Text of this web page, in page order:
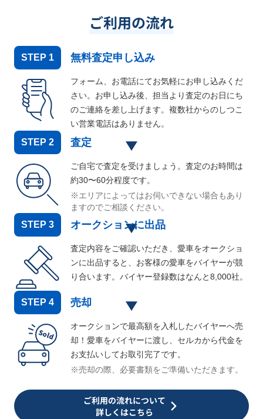
ご利用の流れ
STEP 1 無料査定申し込み
フォーム、お電話にてお気軽にお申し込みくだ
さい。お申し込み後、担当より査定のお日にち
のご連絡を差し上げます。複数社からのしつこ
い営業電話はありません。
STEP 2 査定
ご自宅で査定を受けましょう。査定のお時間は
約30〜60分程度です。
※エリアによってはお伺いできない場合もあり
ますのでご相談ください。
STEP 3 オークションに出品
査定内容をご確認いただき、愛車をオークショ
ンに出品すると、お客様の愛車をバイヤーが競
り合います。バイヤー登録数はなんと8,000社。
STEP 4 売却
オークションで最高額を入札したバイヤーへ売
却！愛車をバイヤーに渡し、セルカから代金を
お支払いしてお取引完了です。
※売却の際、必要書類をご準備いただきます。
ご利用の流れについて
詳しくはこちら